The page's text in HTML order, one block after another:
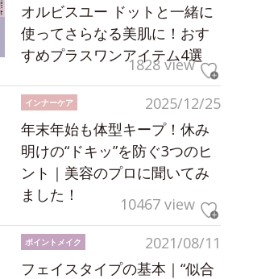
オルビスユー ドットと一緒に
使ってさらなる美肌に！おす
すめプラスワンアイテム4選
1828 view
2025/12/25
インナーケア
年末年始も体型キープ！休み
明けの“ドキッ”を防ぐ3つのヒ
ント｜美容のプロに聞いてみ
ました！
10467 view
2021/08/11
ポイントメイク
フェイスタイプの基本｜“似合